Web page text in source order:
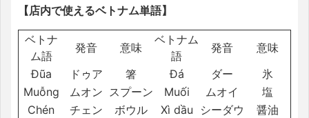
【店内で使えるベトナム単語】
ベトナ
ム語
発音 意味
ベトナム
語
発音
意味
Đũa
ドゥア 箸 Đá ダー
氷
Muỗng
ムオン スプーン Muối ムオイ
塩
Chén
チェン ボウル Xì dầu シーダウ
醤油